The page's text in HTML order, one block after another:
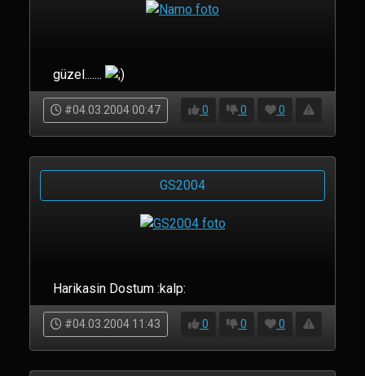
güzel.......
#04.03.2004 00:47 0 0 0
GS2004
Harikasin Dostum :kalp:
#04.03.2004 11:43 0 0 0